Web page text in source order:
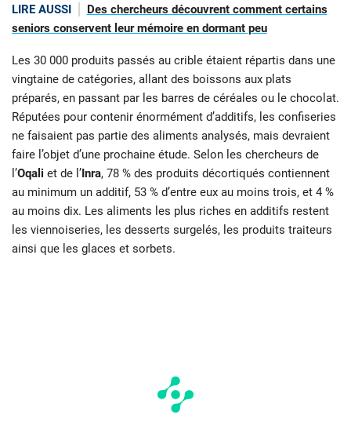
LIRE AUSSI
Des chercheurs découvrent comment certains
seniors conservent leur mémoire en dormant peu
Les 30 000 produits passés au crible étaient répartis dans une
vingtaine de catégories, allant des boissons aux plats
préparés, en passant par les barres de céréales ou le chocolat.
Réputées pour contenir énormément d’additifs, les confiseries
ne faisaient pas partie des aliments analysés, mais devraient
faire l’objet d’une prochaine étude. Selon les chercheurs de
l’Oqali et de l’Inra, 78 % des produits décortiqués contiennent
au minimum un additif, 53 % d’entre eux au moins trois, et 4 %
au moins dix. Les aliments les plus riches en additifs restent
les viennoiseries, les desserts surgelés, les produits traiteurs
ainsi que les glaces et sorbets.